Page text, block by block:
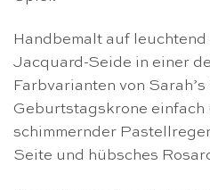
Handbemalt auf
Jacquard-Seide in einer
Farbvarianten von
Geburtstagskrone einfach
schimmernder
Seite und hübsches